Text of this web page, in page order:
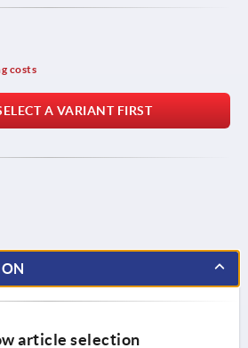
costs
A VARIANT FIRST
article selection